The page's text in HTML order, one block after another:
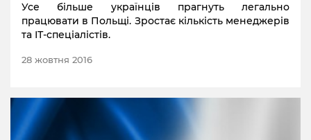
Усе більше українців прагнуть легально
працювати в Польщі. Зростає кількість менеджерів
та ІТ-спеціалістів.
28 жовтня 2016